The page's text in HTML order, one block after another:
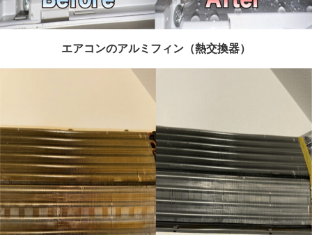
エアコンのアルミフィン（熱交換器）